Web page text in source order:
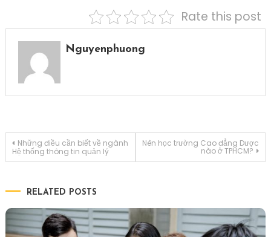
Rate this post
Nguyenphuong
Điều
bài
viết
Những điều cần biết về ngành
Hệ thống thông tin quản lý
Nên học trường Cao đẳng Dược
nào ở TPHCM?
RELATED POSTS